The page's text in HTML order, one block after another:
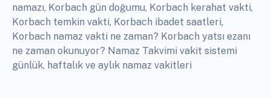
namazı, Korbach gün doğumu, Korbach kerahat vakti,
Korbach temkin vakti, Korbach ibadet saatleri,
Korbach namaz vakti ne zaman? Korbach yatsı ezanı
ne zaman okunuyor? Namaz Takvimi vakit sistemi
günlük, haftalık ve aylık namaz vakitleri